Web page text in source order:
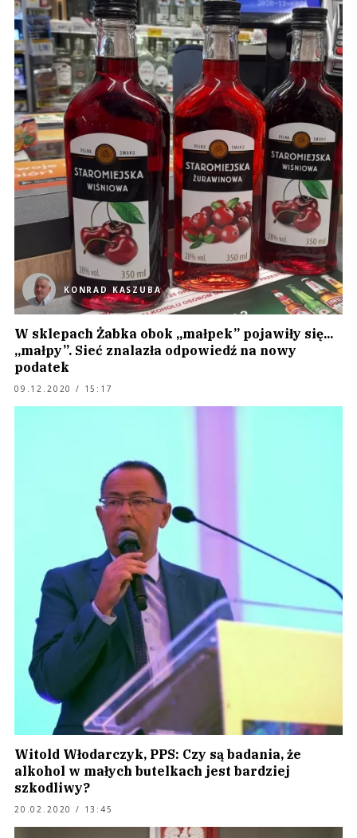
KONRAD KASZUBA
W sklepach Żabka obok „małpek” pojawiły się...
„małpy”. Sieć znalazła odpowiedź na nowy
podatek
09.12.2020 / 15:17
Witold Włodarczyk, PPS: Czy są badania, że
alkohol w małych butelkach jest bardziej
szkodliwy?
20.02.2020 / 13:45